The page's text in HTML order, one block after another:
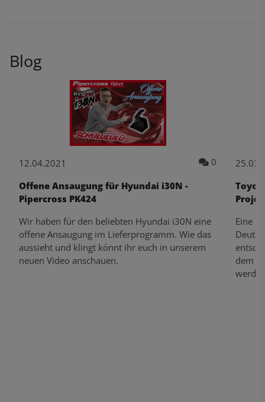
Blog
Kommentare zum Artikel Pipercross fährt - Hyundai i20N Test |
12.04.2021 0
Offene Ansaugung für Hyundai i30N -
Pipercross PK424
Wir haben für den beliebten Hyundai i30N eine
offene Ansaugung im Lieferprogramm. Wie das
aussieht und klingt könnt ihr euch in unserem
neuen Video anschauen.
Eine
dem